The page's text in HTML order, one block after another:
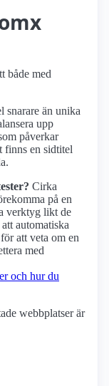
både med
snarare än unika
upp
påverkar
finns en sidtitel
Cirka
på en
verktyg likt de
automatiska
att veta om en
med
och hur du
webbplatser är